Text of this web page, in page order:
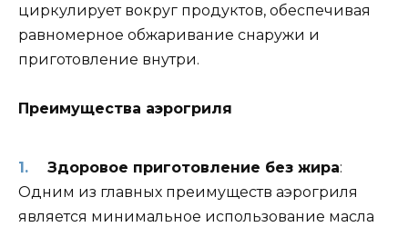
циркулирует вокруг продуктов, обеспечивая
равномерное обжаривание снаружи и
приготовление внутри.
Преимущества аэрогриля
Здоровое приготовление без жира:
Одним из главных преимуществ аэрогриля
является минимальное использование масла